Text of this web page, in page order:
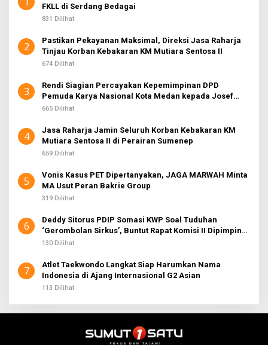
FKLL di Serdang Bedagai
831 Dilihat
2
Pastikan Pekayanan Maksimal, Direksi Jasa Raharja
Tinjau Korban Kebakaran KM Mutiara Sentosa II
674 Dilihat
3
Rendi Siagian Percayakan Kepemimpinan DPD
Pemuda Karya Nasional Kota Medan kepada Josef
Sembiring
665 Dilihat
4
Jasa Raharja Jamin Seluruh Korban Kebakaran KM
Mutiara Sentosa II di Perairan Sumenep
659 Dilihat
5
Vonis Kasus PET Dipertanyakan, JAGA MARWAH Minta
MA Usut Peran Bakrie Group
319 Dilihat
6
Deddy Sitorus PDIP Somasi KWP Soal Tuduhan
‘Gerombolan Sirkus’, Buntut Rapat Komisi II Dipimpin
Sufmi Dasco Ahmad
130 Dilihat
7
Atlet Taekwondo Langkat Siap Harumkan Nama
Indonesia di Ajang Internasional G2 Asian
113 Dilihat